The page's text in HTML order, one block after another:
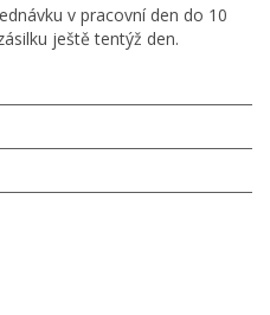
v pracovní den do 10
ještě tentýž den.